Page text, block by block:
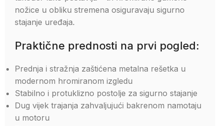
nožice u obliku stremena osiguravaju sigurno
stajanje uređaja.
Praktične prednosti na prvi pogled:
Prednja i stražnja zaštićena metalna rešetka u
modernom hromiranom izgledu
Stabilno i protuklizno postolje za sigurno stajanje
Dug vijek trajanja zahvaljujući bakrenom namotaju
u motoru